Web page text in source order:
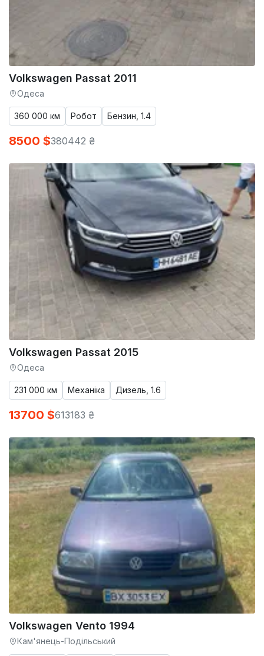
Volkswagen Passat 2011
Одеса
360 000 км Робот Бензин, 1.4
8500 $380442 ₴
Volkswagen Passat 2015
Одеса
231 000 км Механіка Дизель, 1.6
13700 $613183 ₴
Volkswagen Vento 1994
Кам'янець-Подільський